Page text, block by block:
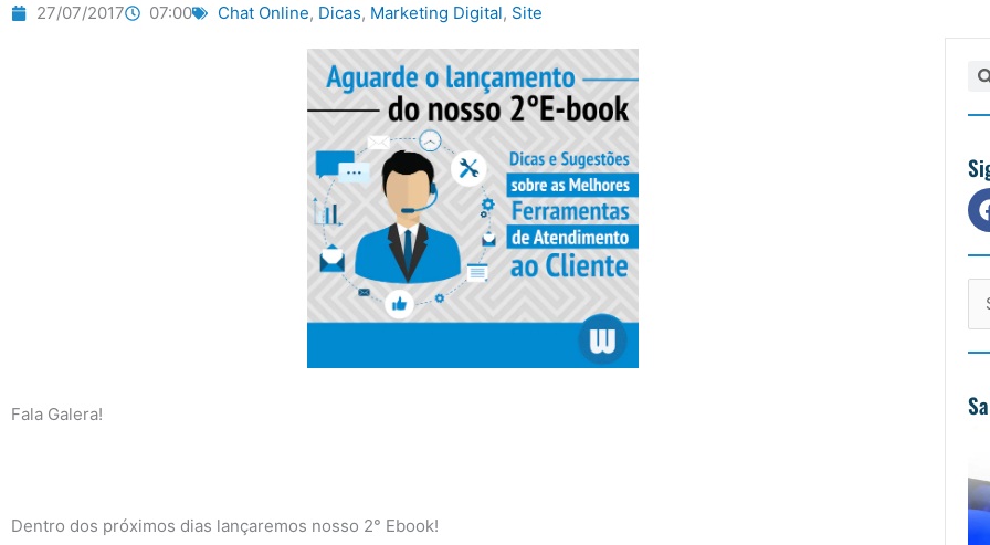
27/07/2017 07:00 Chat Online, Dicas, Marketing Digital, Site
Fala Galera!
Dentro dos próximos dias lançaremos nosso 2° Ebook!